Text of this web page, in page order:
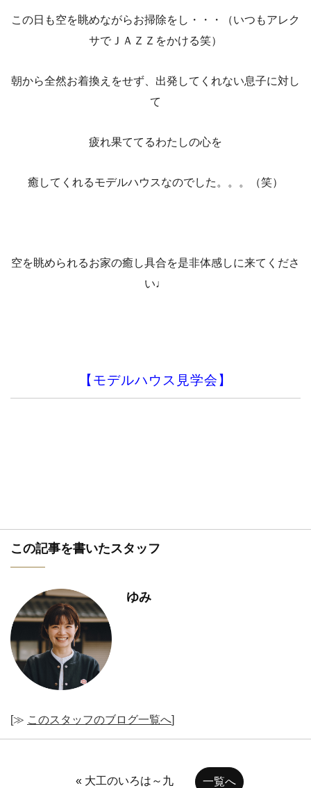
この日も空を眺めながらお掃除をし・・・（いつもアレク
サでＪＡＺＺをかける笑）
朝から全然お着換えをせず、出発してくれない息子に対し
て
疲れ果ててるわたしの心を
癒してくれるモデルハウスなのでした。。。（笑）
空を眺められるお家の癒し具合を是非体感しに来てくださ
い♩
【モデルハウス見学会】
この記事を書いたスタッフ
ゆみ
[≫ このスタッフのブログ一覧へ]
« 大工のいろは～九
一覧へ